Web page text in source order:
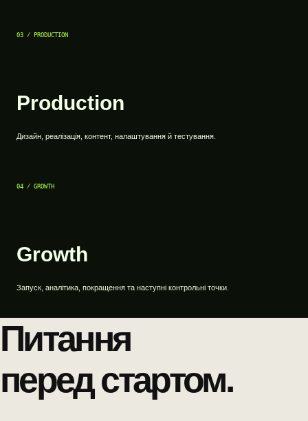
03 / PRODUCTION
Production
Дизайн, реалізація, контент, налаштування й тестування.
04 / GROWTH
Growth
Запуск, аналітика, покращення та наступні контрольні точки.
Питання
перед стартом.